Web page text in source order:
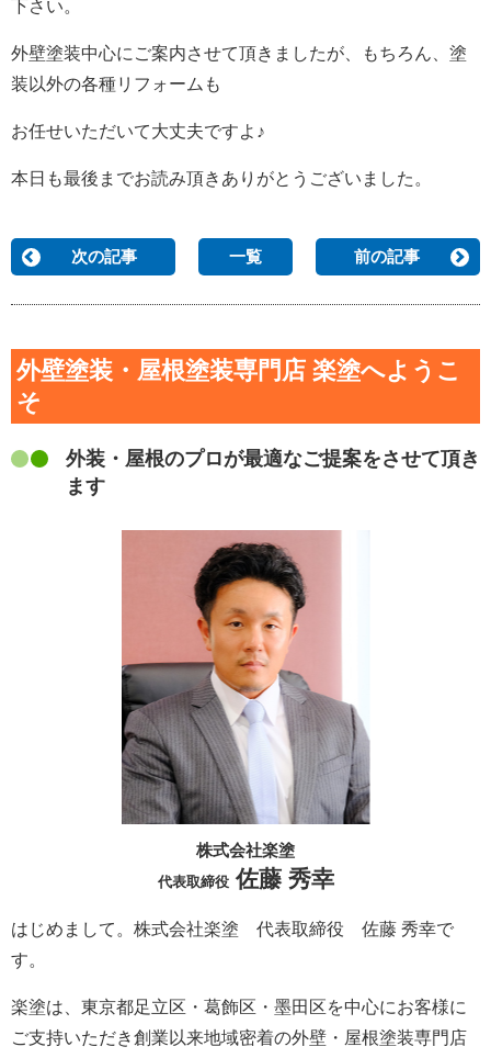
下さい。
外壁塗装中心にご案内させて頂きましたが、もちろん、塗
装以外の各種リフォームも
お任せいただいて大丈夫ですよ♪
本日も最後までお読み頂きありがとうございました。
次の記事 一覧 前の記事
外壁塗装・屋根塗装専門店 楽塗へようこ
そ
外装・屋根のプロが最適なご提案をさせて頂き
ます
株式会社楽塗
代表取締役佐藤 秀幸
はじめまして。株式会社楽塗 代表取締役 佐藤 秀幸で
す。
楽塗は、東京都足立区・葛飾区・墨田区を中心にお客様に
ご支持いただき創業以来地域密着の外壁・屋根塗装専門店